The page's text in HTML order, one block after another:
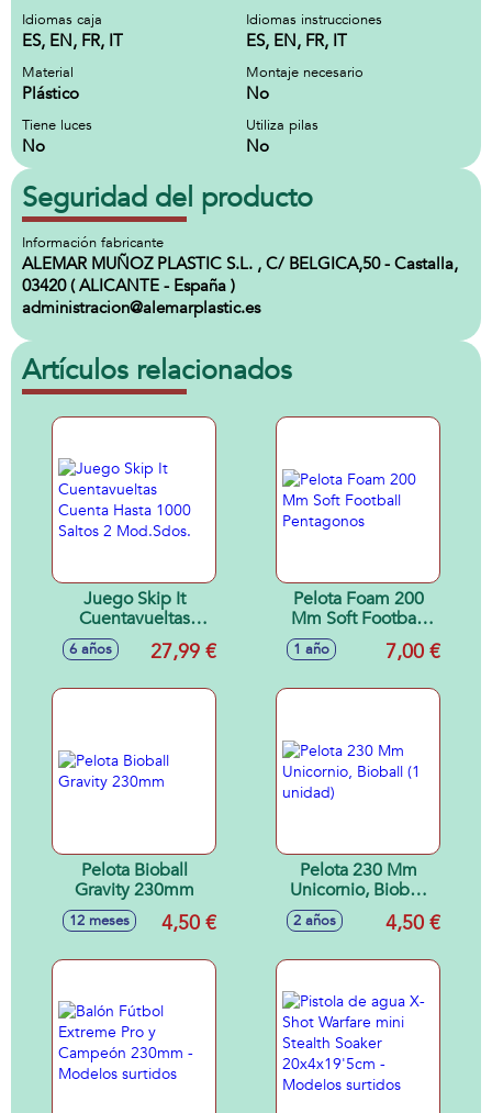
Idiomas caja
ES, EN, FR, IT
Idiomas instrucciones
ES, EN, FR, IT
Material
Plástico
Montaje necesario
No
Tiene luces
No
Utiliza pilas
No
Seguridad del producto
Información fabricante
ALEMAR MUÑOZ PLASTIC S.L. , C/ BELGICA,50 - Castalla,
03420 ( ALICANTE - España )
administracion@alemarplastic.es
Artículos relacionados
Juego Skip It
Cuentavueltas
Cuenta Hasta 1000
Saltos 2 Mod.Sdos.
6 años 27,99 €
Pelota Foam 200
Mm Soft Football
Pentagonos
1 año 7,00 €
Pelota Bioball
Gravity 230mm
12 meses 4,50 €
Pelota 230 Mm
Unicornio, Bioball
(1 unidad)
2 años 4,50 €